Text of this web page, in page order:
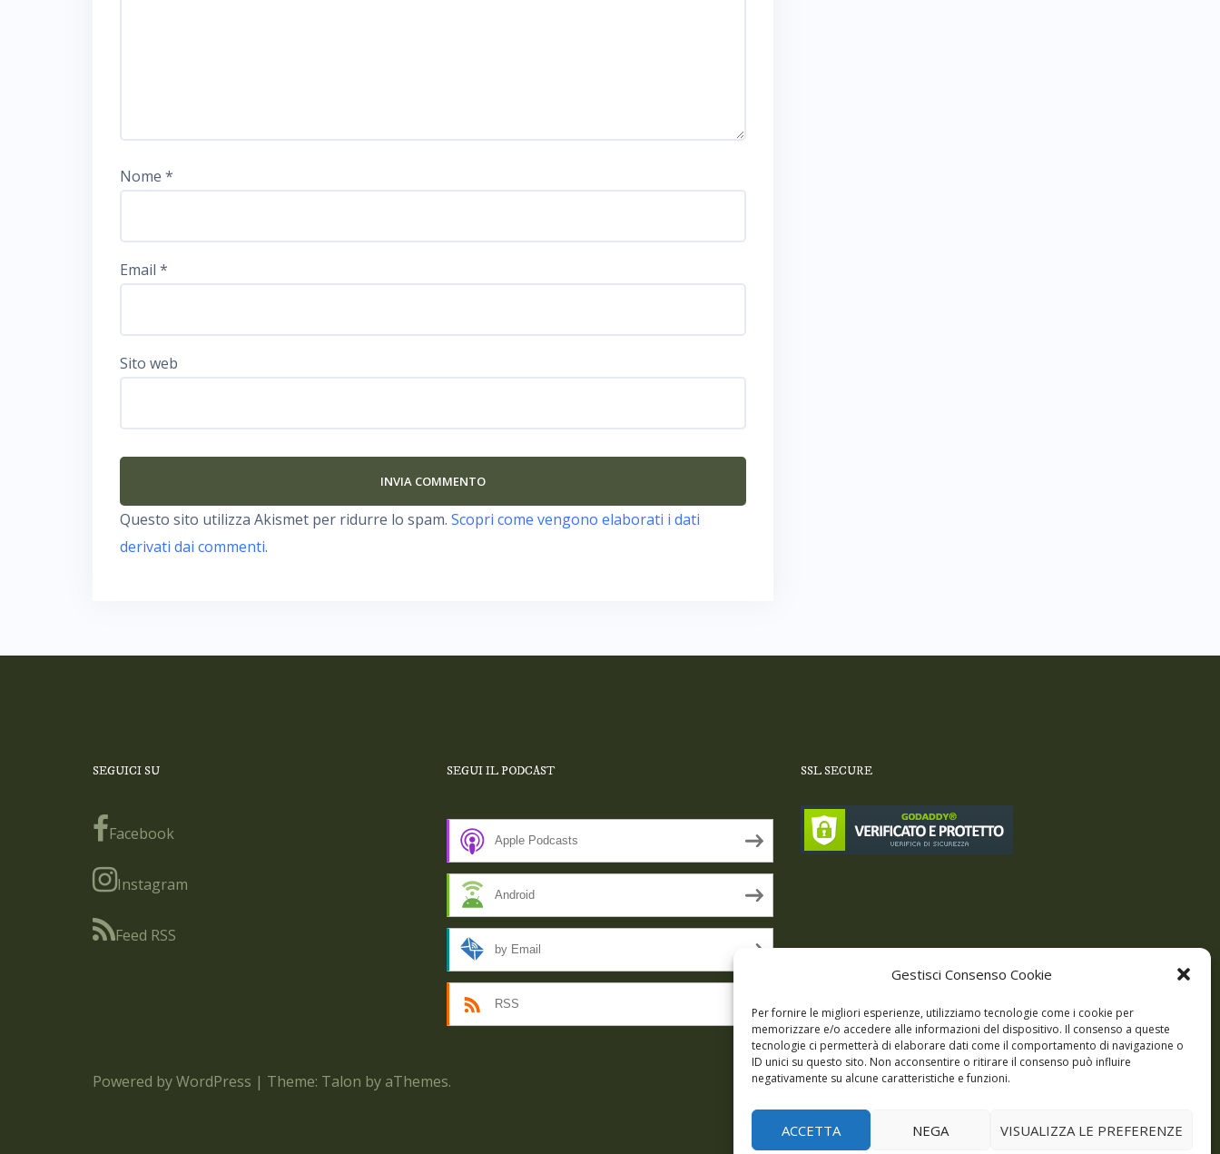
Gestisci Consenso Cookie
Per fornire le migliori esperienze, utilizziamo tecnologie come i cookie per
memorizzare e/o accedere alle informazioni del dispositivo. Il consenso a queste
tecnologie ci permetterà di elaborare dati come il comportamento di navigazione o
ID unici su questo sito. Non acconsentire o ritirare il consenso può influire
negativamente su alcune caratteristiche e funzioni.
ACCETTA NEGA VISUALIZZA LE PREFERENZE
Nome *
Email *
Sito web
Questo sito utilizza Akismet per ridurre lo spam. Scopri come vengono elaborati i dati
derivati dai commenti.
SEGUICI SU
Facebook
Instagram
Feed RSS
SEGUI IL PODCAST
Apple Podcasts
Android
by Email
RSS
SSL SECURE
Powered by WordPress | Theme: Talon by aThemes. Episodi Giochi DBC Podcast Cookie Policy (UE)